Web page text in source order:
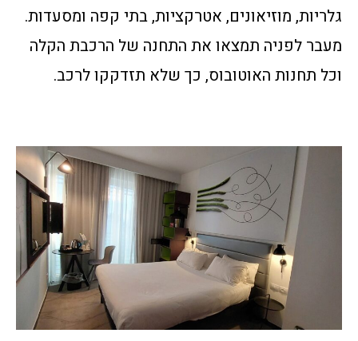
גלריות, מוזיאונים, אטרקציות, בתי קפה ומסעדות.
מעבר לפניה תמצאו את התחנה של הרכבת הקלה
וכל תחנות האוטובוס, כך שלא תזדקקו לרכב.